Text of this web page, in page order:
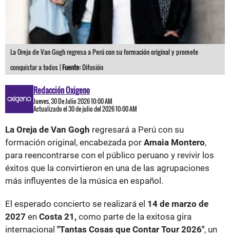
La Oreja de Van Gogh regresa a Perú con su formación original y promete
conquistar a todos |Fuente:Difusión
Redacción Oxigeno
Jueves, 30 De Julio 2026 10:00 AM
Actualizado el 30 de julio del 2026 10:00 AM
La Oreja de Van Gogh regresará a Perú con su
formación original, encabezada por Amaia Montero,
para reencontrarse con el público peruano y revivir los
éxitos que la convirtieron en una de las agrupaciones
más influyentes de la música en español.
El esperado concierto se realizará el 14 de marzo de
2027 en Costa 21, como parte de la exitosa gira
internacional "Tantas Cosas que Contar Tour 2026", un